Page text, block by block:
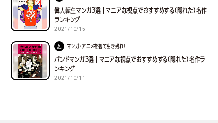
偉人転生マンガ３選｜マニアな視点でおすすめする(隠れた)名作
ランキング
2021/10/15
マンガ・アニメを観て生き残れ！
バンドマンガ３選｜マニアな視点でおすすめする(隠れた)名作ラ
ンキング
2021/10/11